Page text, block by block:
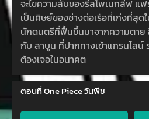
จะไขความลับของรีลโพเนกลีฟ แ
เป็นศิษย์ของช่างต่อเรือที่เก่งที่สุด
นักดนตรีที่ฟื้นขึ้นมาจากความตา
กับ ลาบูน ที่ปากทางเข้าแกรนไล
ต้องเจอในอนาคต
ตอนที่ One Piece วันพีช